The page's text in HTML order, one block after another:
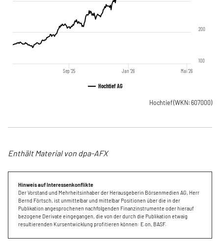
Hochtief AG
Sep '25 Jan '26 Mai '26
100
200
Hochtief(WKN: 607000)
Enthält Material von dpa-AFX
Hinweis auf Interessenkonflikte
Der Vorstand und Mehrheitsinhaber der Herausgeberin Börsenmedien AG, Herr
Bernd Förtsch, ist unmittelbar und mittelbar Positionen über die in der
Publikation angesprochenen nachfolgenden Finanzinstrumente oder hierauf
bezogene Derivate eingegangen, die von der durch die Publikation etwaig
resultierenden Kursentwicklung profitieren können: E.on, BASF.